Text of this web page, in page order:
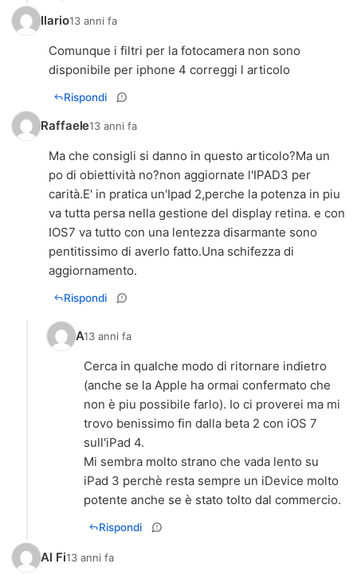
Ilario13 anni fa
Comunque i filtri per la fotocamera non sono
disponibile per iphone 4 correggi l articolo
Rispondi
Raffaele13 anni fa
Ma che consigli si danno in questo articolo?Ma un
po di obiettività no?non aggiornate l'IPAD3 per
carità.E' in pratica un'Ipad 2,perche la potenza in piu
va tutta persa nella gestione del display retina. e con
IOS7 va tutto con una lentezza disarmante sono
pentitissimo di averlo fatto.Una schifezza di
aggiornamento.
Rispondi
A13 anni fa
Cerca in qualche modo di ritornare indietro
(anche se la Apple ha ormai confermato che
non è piu possibile farlo). Io ci proverei ma mi
trovo benissimo fin dalla beta 2 con iOS 7
sull'iPad 4.
Mi sembra molto strano che vada lento su
iPad 3 perchè resta sempre un iDevice molto
potente anche se è stato tolto dal commercio.
Rispondi
Al Fi13 anni fa